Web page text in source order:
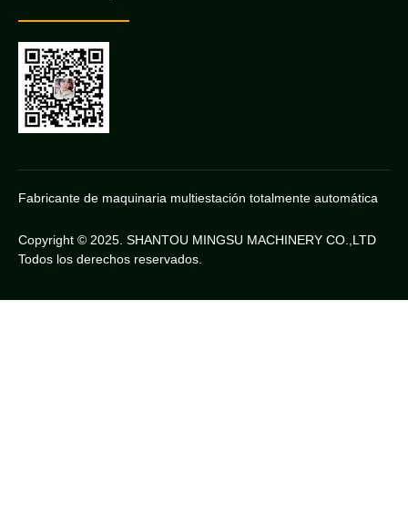
Fabricante de maquinaria multiestación totalmente automática
Copyright © 2025. SHANTOU MINGSU MACHINERY CO.,LTD
Todos los derechos reservados.